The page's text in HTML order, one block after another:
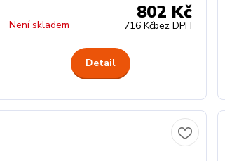
802 Kč
716 Kčbez DPH
Není skladem
Detail